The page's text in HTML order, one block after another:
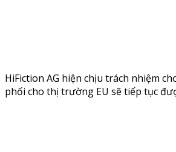
HiFiction AG hiện chịu trách nhiệm
phối cho thị trường EU sẽ tiếp tục